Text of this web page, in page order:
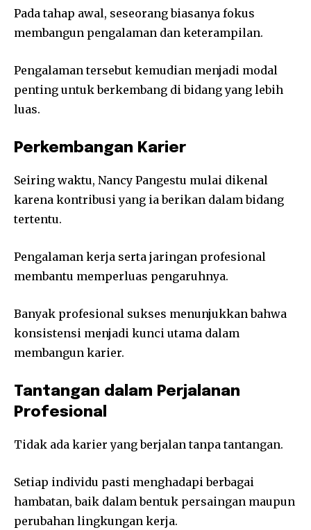
Pada tahap awal, seseorang biasanya fokus
membangun pengalaman dan keterampilan.
Pengalaman tersebut kemudian menjadi modal
penting untuk berkembang di bidang yang lebih
luas.
Perkembangan Karier
Seiring waktu, Nancy Pangestu mulai dikenal
karena kontribusi yang ia berikan dalam bidang
tertentu.
Pengalaman kerja serta jaringan profesional
membantu memperluas pengaruhnya.
Banyak profesional sukses menunjukkan bahwa
konsistensi menjadi kunci utama dalam
membangun karier.
Tantangan dalam Perjalanan
Profesional
Tidak ada karier yang berjalan tanpa tantangan.
Setiap individu pasti menghadapi berbagai
hambatan, baik dalam bentuk persaingan maupun
perubahan lingkungan kerja.